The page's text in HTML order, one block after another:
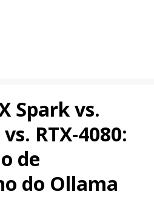
Spark vs.
RTX-4080:
de
do Ollama